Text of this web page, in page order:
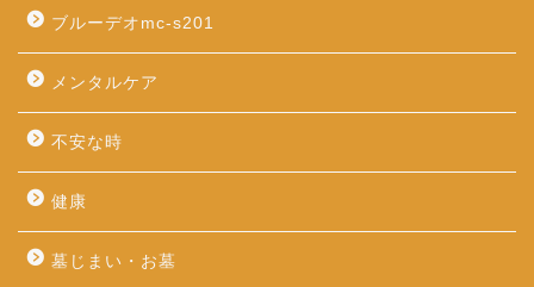
ブルーデオmc-s201
メンタルケア
不安な時
健康
墓じまい・お墓